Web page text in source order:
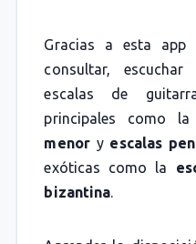
Gracias a esta app
consultar,
escalas de
principales como la
menory escalas
exóticas como la
bizantina.